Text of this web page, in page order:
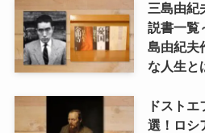
三島由紀
説書一覧
島由紀夫
な人生と
ドスト
選！ロシ